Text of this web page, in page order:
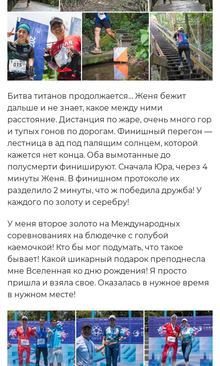
Битва титанов продолжается… Женя бежит
дальше и не знает, какое между ними
расстояние. Дистанция по жаре, очень много гор
и тупых гонов по дорогам. Финишный перегон —
лестница в ад под палящим солнцем, которой
кажется нет конца. Оба вымотанные до
полусмерти финишируют. Сначала Юра, через 4
минуты Женя. В финишном протоколе их
разделило 2 минуты, что ж победила дружба! У
каждого по золоту и серебру!
У меня второе золото на Международных
соревнованиях на блюдечке с голубой
каемочкой! Кто бы мог подумать, что такое
бывает! Какой шикарный подарок преподнесла
мне Вселенная ко дню рождения! Я просто
пришла и взяла свое. Оказалась в нужное время
в нужном месте!